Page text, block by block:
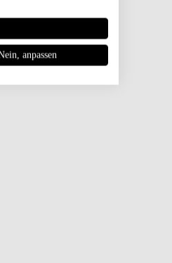
anpassen